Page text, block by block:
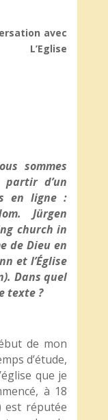
avec
L’Eglise
sommes
d’un
en ligne :
Jürgen
church in
de Dieu en
et l’Église
Dans quel
texte ?
de mon
d’étude,
que je
à 18
est réputée